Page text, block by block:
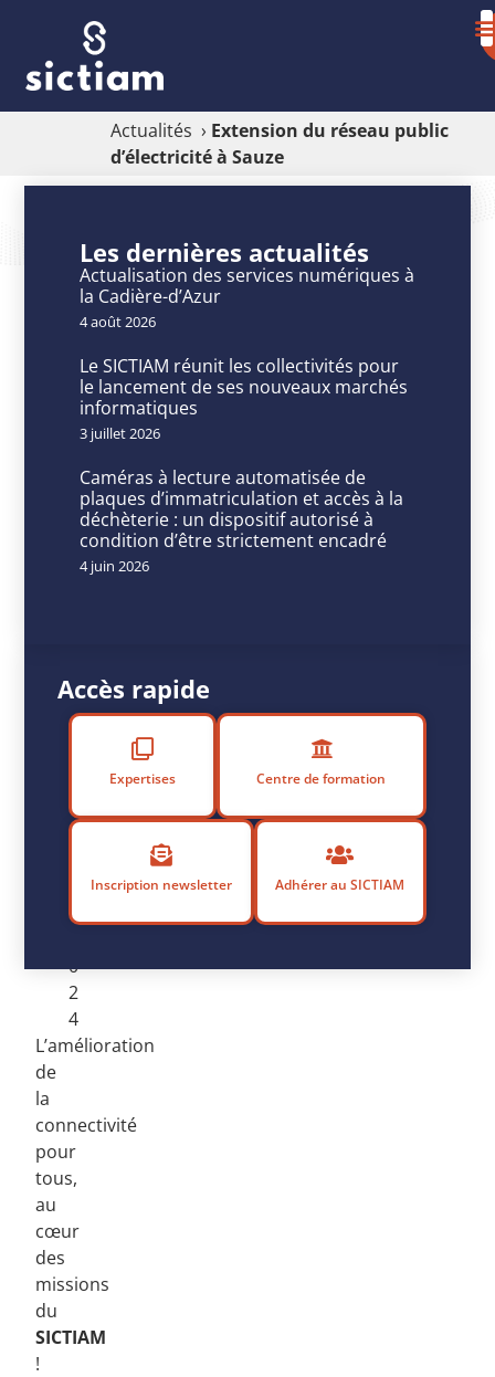
Actualités › Extension du réseau public
d’électricité à Sauze
réseau
public
d’électricité
Sauze
b
1
7
n
v
r
0
2
4
L’amélioration
de
la
connectivité
pour
tous,
au
cœur
des
missions
du
SICTIAM
!
Les dernières actualités
Actualisation des services numériques à
la Cadière-d’Azur
4 août 2026
Le SICTIAM réunit les collectivités pour
le lancement de ses nouveaux marchés
informatiques
3 juillet 2026
Caméras à lecture automatisée de
plaques d’immatriculation et accès à la
déchèterie : un dispositif autorisé à
condition d’être strictement encadré
4 juin 2026
Accès rapide
Expertises Centre de formation
Inscription newsletter Adhérer au SICTIAM